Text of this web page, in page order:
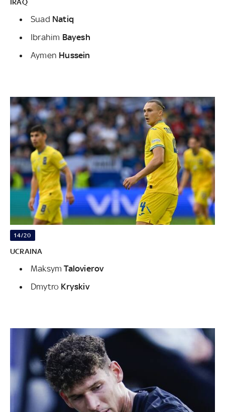
IRAQ
Suad Natiq
Ibrahim Bayesh
Aymen Hussein
14/20
UCRAINA
MaksymTalovierov
Dmytro Kryskiv